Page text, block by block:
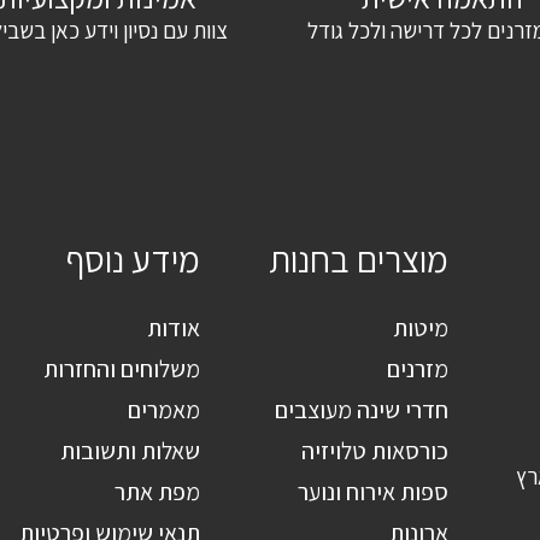
לכל דרישה ולכל גודל צוות עם נסיון וידע כאן
מוצרים בחנות
מיטות
מזרנים
חדרי שינה מעוצבים
כורסאות טלויזיה
ספות אירוח ונוער
ארונות
מידע נוסף
אודות
משלוחים והחזרות
מאמרים
שאלות ותשובות
מפת אתר
תנאי שימוש ופרטיות